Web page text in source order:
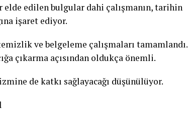
elde edilen bulgular dahi çalışmanın, tarihin
işaret ediyor.
ve belgeleme çalışmaları tamamlandı.
çıkarma açısından oldukça önemli.
de katkı sağlayacağı düşünülüyor.